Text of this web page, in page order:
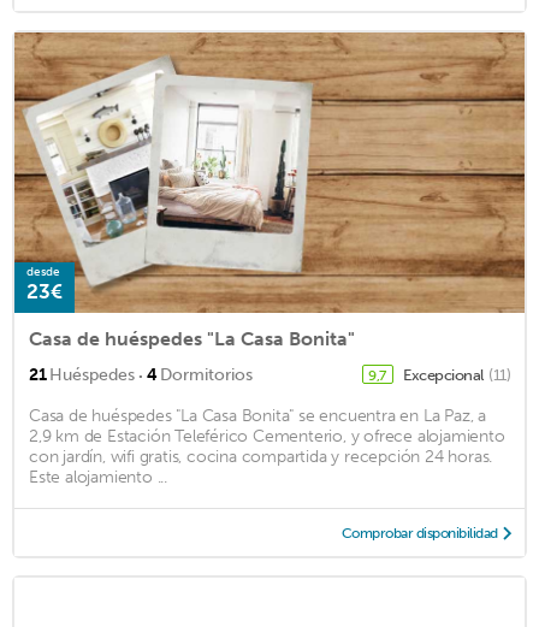
desde
23€
Casa de huéspedes "La Casa Bonita"
21Huéspedes · 4Dormitorios 9,7 Excepcional (11)
Casa de huéspedes "La Casa Bonita" se encuentra en La Paz, a
2,9 km de Estación Teleférico Cementerio, y ofrece alojamiento
con jardín, wifi gratis, cocina compartida y recepción 24 horas.
Este alojamiento ...
Comprobar disponibilidad